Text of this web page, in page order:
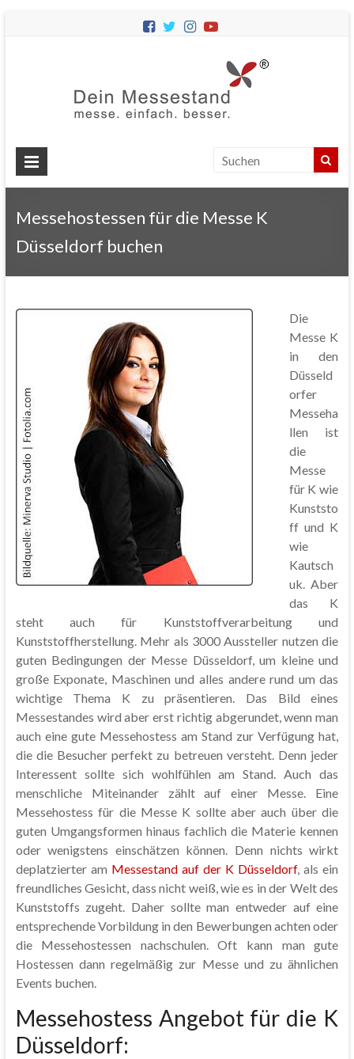
Messestände
für
Messehostessen für die Messe K
Düsseldorf buchen
Die
Messe K
in den
Düsseld
orfer
Messeha
llen ist
die
Messe
für K wie
Kunststo
ff und K
wie
Kautsch
uk. Aber
das K
steht auch für Kunststoffverarbeitung und
Kunststoffherstellung. Mehr als 3000 Aussteller nutzen die
guten Bedingungen der Messe Düsseldorf, um kleine und
große Exponate, Maschinen und alles andere rund um das
wichtige Thema K zu präsentieren. Das Bild eines
Messestandes wird aber erst richtig abgerundet, wenn man
auch eine gute Messehostess am Stand zur Verfügung hat,
die die Besucher perfekt zu betreuen versteht. Denn jeder
Interessent sollte sich wohlfühlen am Stand. Auch das
menschliche Miteinander zählt auf einer Messe. Eine
Messehostess für die Messe K sollte aber auch über die
guten Umgangsformen hinaus fachlich die Materie kennen
oder wenigstens einschätzen können. Denn nichts wirkt
deplatzierter am Messestand auf der K Düsseldorf, als ein
freundliches Gesicht, dass nicht weiß, wie es in der Welt des
Kunststoffs zugeht. Daher sollte man entweder auf eine
entsprechende Vorbildung in den Bewerbungen achten oder
die Messehostessen nachschulen. Oft kann man gute
Hostessen dann regelmäßig zur Messe und zu ähnlichen
Events buchen.
Messehostess Angebot für die K
Düsseldorf: